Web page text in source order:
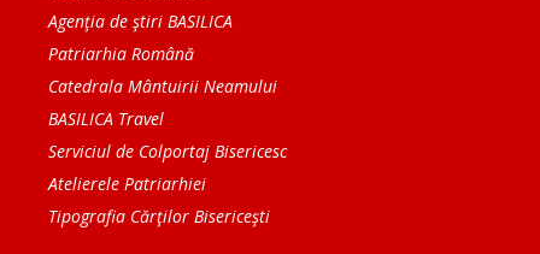
Agenţia de ştiri BASILICA
Patriarhia Română
Catedrala Mântuirii Neamului
BASILICA Travel
Serviciul de Colportaj Bisericesc
Atelierele Patriarhiei
Tipografia Cărţilor Bisericeşti